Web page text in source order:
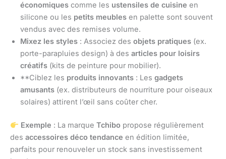
économiques comme les ustensiles de cuisine en
silicone ou les petits meubles en palette sont souvent
vendus avec des remises volume.
Mixez les styles : Associez des objets pratiques (ex.
porte-parapluies design) à des articles pour loisirs
créatifs (kits de peinture pour mobilier).
**Ciblez les produits innovants : Les gadgets
amusants (ex. distributeurs de nourriture pour oiseaux
solaires) attirent l’œil sans coûter cher.
Exemple : La marque Tchibopropose régulièrement
des accessoires déco tendance en édition limitée,
parfaits pour renouveler un stock sans investissement